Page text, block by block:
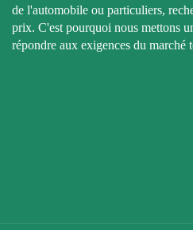
de l'automobile ou particuliers,
prix. C'est pourquoi nous mettons
répondre aux exigences du marché